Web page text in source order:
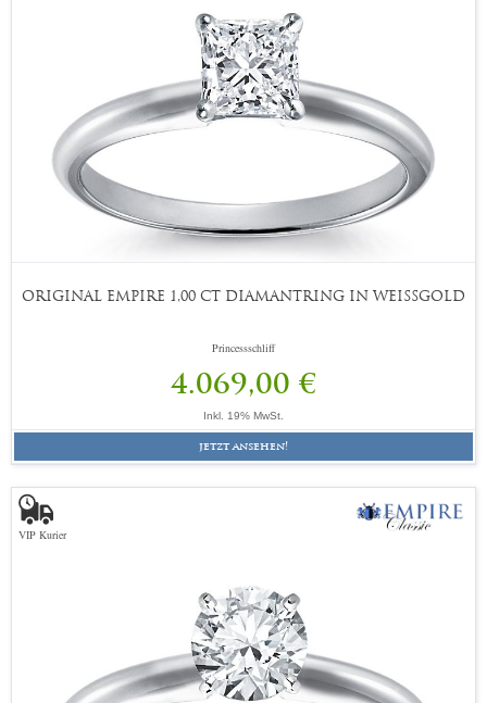
ORIGINAL EMPIRE 1,00 CT DIAMANTRING IN WEISSGOLD
Princessschliff
4.069,00 €
Inkl. 19% MwSt.
jetzt ansehen!
VIP Kurier